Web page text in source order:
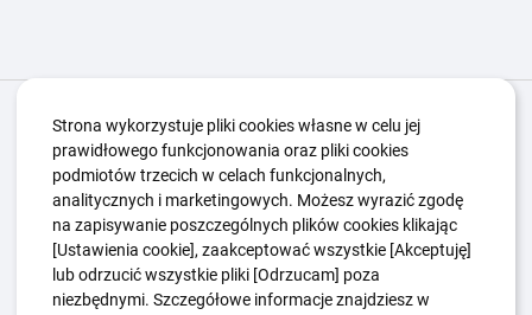
Igrzyska Paralimpijskie O nas
Kwalifikacje ZSK
Kluby Aktualności
Edukacja
Guttmanny Kontakt
Polityka Ochrony Dzieci
Sygnaliści
Strona wykorzystuje pliki cookies własne w celu jej
prawidłowego funkcjonowania oraz pliki cookies
podmiotów trzecich w celach funkcjonalnych,
analitycznych i marketingowych. Możesz wyrazić zgodę
na zapisywanie poszczególnych plików cookies klikając
[Ustawienia cookie], zaakceptować wszystkie [Akceptuję]
lub odrzucić wszystkie pliki [Odrzucam] poza
niezbędnymi. Szczegółowe informacje znajdziesz w